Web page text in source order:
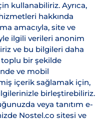
kullanabiliriz. Ayrıca,
hakkında
amacıyla, site ve
ilgili verileri anonim
ve bu bilgileri daha
toplu bir şekilde
ve mobil
içerik sağlamak için,
birleştirebiliriz.
veya tanıtım e-
Nostel.co sitesi ve